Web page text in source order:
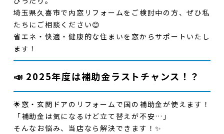
埼玉県久喜市で内窓リフォームをご検討中の方、ぜひ私
たちにご相談ください😊
省エネ・快適・健康的な住まいを窓からサポートいたし
ます！
📣 2025年度は補助金ラストチャンス！？
🌟 窓・玄関ドアのリフォームで国の補助金が使えます！
「補助金は気になるけど立て替えが不安…」
そんなお悩み、当店なら解決できます！✨